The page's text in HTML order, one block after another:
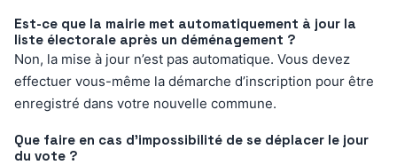
Est-ce que la mairie met automatiquement à jour la
liste électorale après un déménagement ?
Non, la mise à jour n’est pas automatique. Vous devez
effectuer vous-même la démarche d’inscription pour être
enregistré dans votre nouvelle commune.
Que faire en cas d’impossibilité de se déplacer le jour
du vote ?